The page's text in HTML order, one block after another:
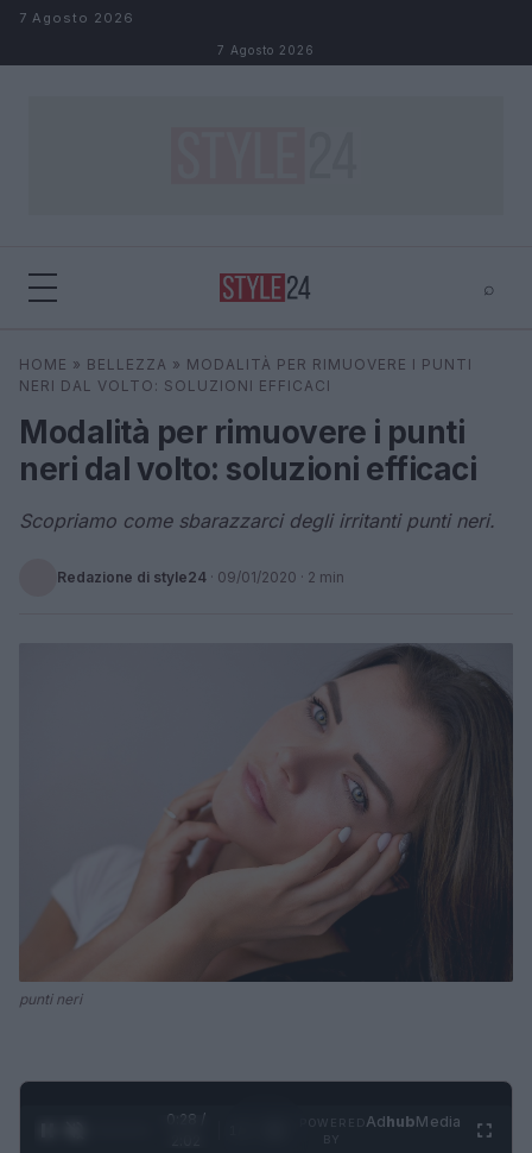
Salta al contenuto
7 Agosto 2026
7 Agosto 2026
⌕
Cerca ⌕
HOME » BELLEZZA » MODALITÀ PER RIMUOVERE I PUNTI
NERI DAL VOLTO: SOLUZIONI EFFICACI
Modalità per rimuovere i punti
neri dal volto: soluzioni efficaci
Scopriamo come sbarazzarci degli irritanti punti neri.
Redazione di style24 · 09/01/2020 · 2 min
punti neri
0:29 /
AdhubMedia